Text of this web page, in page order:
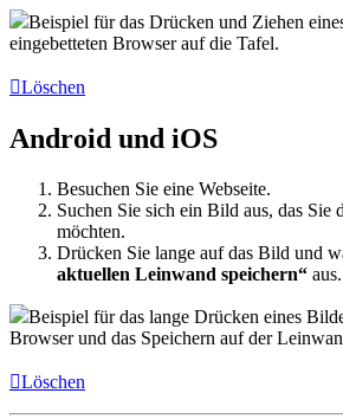
Beispiel für das Drücken und Ziehen
eingebetteten Browser auf die Tafel.
Löschen
Android und iOS
Besuchen Sie eine Webseite.
Suchen Sie sich ein Bild aus, das Sie
möchten.
Drücken Sie lange auf das Bild und
aktuellen Leinwand speichern“ aus.
Beispiel für das lange Drücken eines
Browser und das Speichern auf der
Löschen